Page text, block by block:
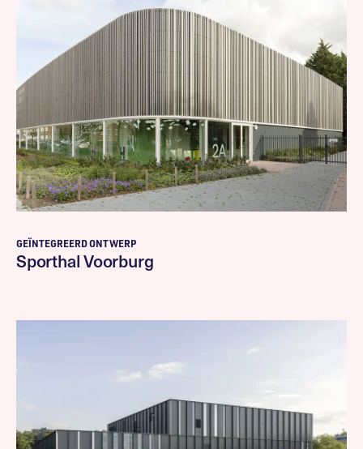
GEÏNTEGREERD ONTWERP
Sporthal Voorburg